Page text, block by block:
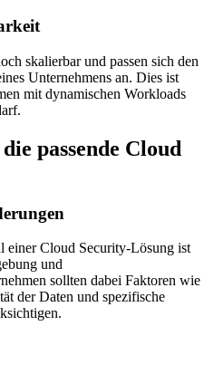
skalierbar und passen sich den
Unternehmens an. Dies ist
mit dynamischen Workloads
passende Cloud
einer Cloud Security-Lösung ist
und
sollten dabei Faktoren wie
der Daten und spezifische